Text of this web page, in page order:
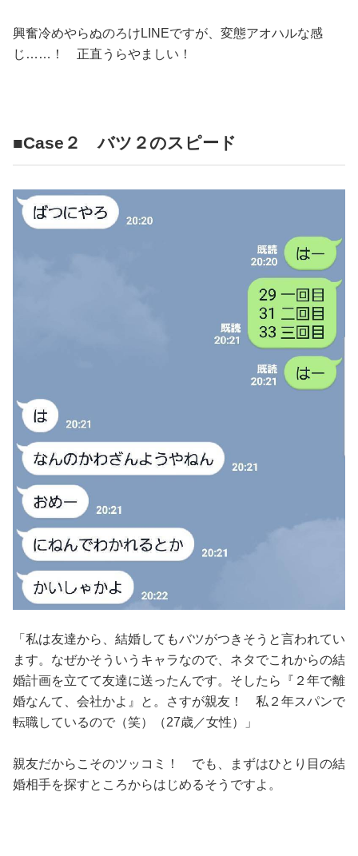
興奮冷めやらぬのろけLINEですが、変態アオハルな感
じ……！ 正直うらやましい！
■Case２ バツ２のスピード
「私は友達から、結婚してもバツがつきそうと言われてい
ます。なぜかそういうキャラなので、ネタでこれからの結
婚計画を立てて友達に送ったんです。そしたら『２年で離
婚なんて、会社かよ』と。さすが親友！ 私２年スパンで
転職しているので（笑）（27歳／女性）」
親友だからこそのツッコミ！ でも、まずはひとり目の結
婚相手を探すところからはじめるそうですよ。